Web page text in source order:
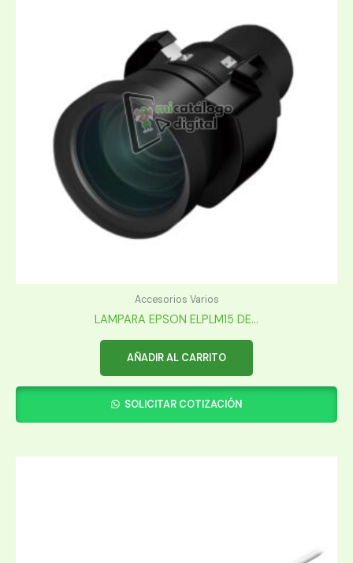
Accesorios Varios
LAMPARA EPSON ELPLM15 DE...
AÑADIR AL CARRITO
SOLICITAR COTIZACIÓN